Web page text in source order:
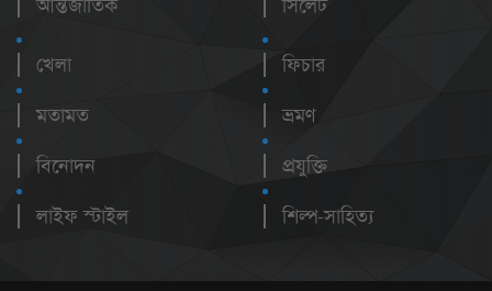
আন্তর্জাতিক
সিলেট
খেলা
মতামত
বিনোদন
লাইফ স্টাইল
ফিচার
ভ্রমণ
প্রযুক্তি
শিল্প-সাহিত্য